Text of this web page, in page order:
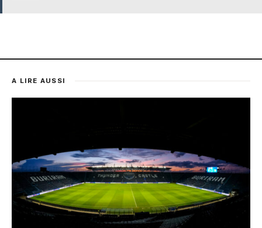
A LIRE AUSSI